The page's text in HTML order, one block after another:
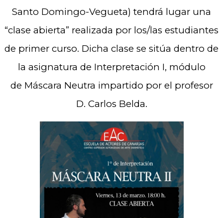
Santo Domingo-Vegueta) tendrá lugar una
“clase abierta” realizada por los/las estudiantes
de primer curso. Dicha clase se sitúa dentro de
la asignatura de Interpretación I, módulo
de Máscara Neutra impartido por el profesor
D. Carlos Belda.